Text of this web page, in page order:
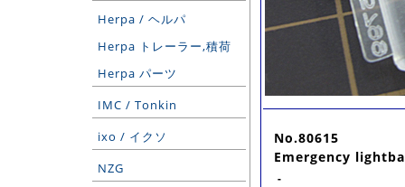
Herpa / ヘルパ
Herpa トレーラー,積荷
Herpa パーツ
IMC / Tonkin
ixo / イクソ
NZG
No.80615
Emergency
-